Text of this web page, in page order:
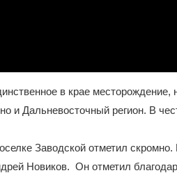
в крае
и Дальневосточный регион. В
Заводской отметил скромно.
Новиков. Он отметил